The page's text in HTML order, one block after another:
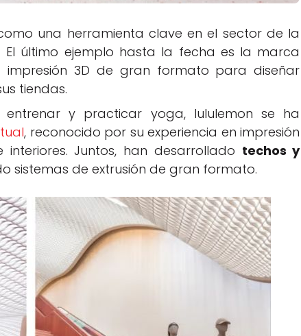
una herramienta clave en el sector de la
El último ejemplo hasta la fecha es la marca
impresión 3D de gran formato para diseñar
tiendas.
y practicar yoga, lululemon se ha
, reconocido por su experiencia en impresión
Juntos, han desarrollado techos y
sistemas de extrusión de gran formato.